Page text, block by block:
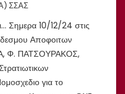
ΣΣΑΣ
Σημερα 10/12/24 στις
Αποφοιτων
Φ. ΠΑΤΣΟΥΡΑΚΟΣ,
για το